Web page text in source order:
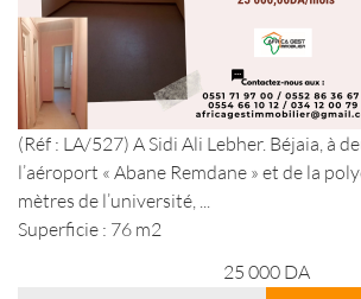
(Réf : LA/527) A Sidi Ali Lebher. Béjaia, à
l’aéroport « Abane Remdane » et de la
mètres de l’université, ...
Superficie : 76 m2
25 000 DA